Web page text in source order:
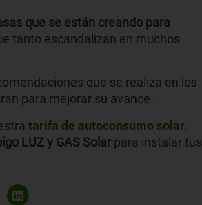
que se están creando para
tanto escandalizan en muchos
que se realiza en los
para mejorar su avance.
tarifa de autoconsumo solar.
LUZ y GAS Solar para instalar tus